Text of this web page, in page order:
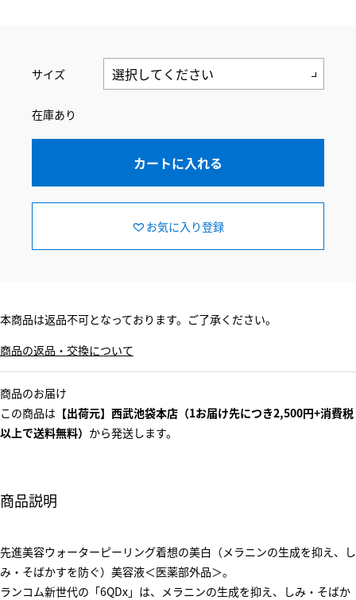
サイズ
在庫あり
カートに入れる
お気に入り登録
本商品は返品不可となっております。ご了承ください。
商品の返品・交換について
商品のお届け
この商品は 【出荷元】西武池袋本店（1お届け先につき2,500円+消費税
以上で送料無料） から発送します。
商品説明
先進美容ウォーターピーリング着想の美白（メラニンの生成を抑え、し
み・そばかすを防ぐ）美容液＜医薬部外品＞。
ランコム新世代の「6QDx」は、メラニンの生成を抑え、しみ・そばか